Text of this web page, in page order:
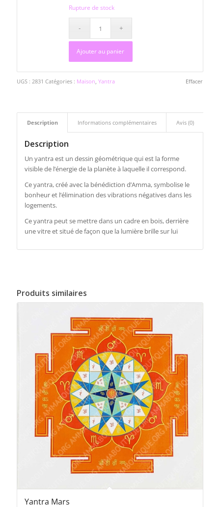
Effacer
Rupture de stock
Ajouter au panier
UGS : 2831 Catégories : Maison, Yantra
Description Informations complémentaires Avis (0)
Description
Un yantra est un dessin géométrique qui est la forme
visible de l’énergie de la planète à laquelle il correspond.
Ce yantra, créé avec la bénédiction d’Amma, symbolise le
bonheur et l’élimination des vibrations négatives dans les
logements.
Ce yantra peut se mettre dans un cadre en bois, derrière
une vitre et situé de façon que la lumière brille sur lui
Produits similaires
Yantra Mars